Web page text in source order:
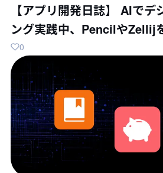
【アプリ開発日誌】 AIでデ
ング実践中、PencilやZellij
0